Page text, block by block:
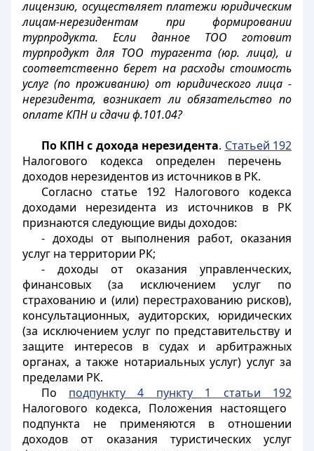
лицензию, осуществляет платежи юридическим
лицам-нерезидентам при формировании
турпродукта. Если данное ТОО готовит
турпродукт для ТОО турагента (юр. лица), и
соответственно берет на расходы стоимость
услуг (по проживанию) от юридического лица -
нерезидента, возникает ли обязательство по
оплате КПН и сдачи ф.101.04?
По КПН с дохода нерезидента. Статьей 192
Налогового кодекса определен перечень
доходов нерезидентов из источников в РК.
Согласно статье 192 Налогового кодекса
доходами нерезидента из источников в РК
признаются следующие виды доходов:
- доходы от выполнения работ, оказания
услуг на территории РК;
- доходы от оказания управленческих,
финансовых (за исключением услуг по
страхованию и (или) перестрахованию рисков),
консультационных, аудиторских, юридических
(за исключением услуг по представительству и
защите интересов в судах и арбитражных
органах, а также нотариальных услуг) услуг за
пределами РК.
По подпункту 4 пункту 1 статьи 192
Налогового кодекса, Положения настоящего
подпункта не применяются в отношении
доходов от оказания туристических услуг